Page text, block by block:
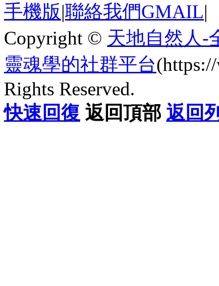
手機版|聯絡我們GMAIL|
Copyright © 天地自然人-
靈魂學的社群平台
Rights Reserved.
快速回復 返回頂部 返回